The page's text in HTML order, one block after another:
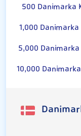
500 Danimarka
1,000 Danimarka
5,000 Danimarka
10,000